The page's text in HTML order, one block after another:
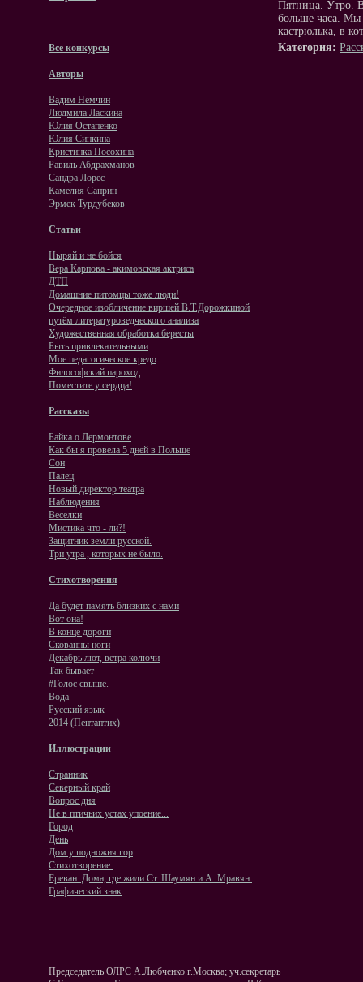
Все конкурсы
Авторы
Вадим Немчин
Людмила Ласкина
Юлия Остапенко
Юлия Синкина
Кристинка Посохина
Равиль Абдрахманов
Сандра Лорес
Камелия Санрин
Эрмек Турдубеков
Статьи
Ныряй и не бойся
Вера Карпова - акимовская актриса
ДТП
Домашние питомцы тоже люди!
Очередное изобличение виршей В.Т.Дорожкиной
путём литературоведческого анализа
Художественная обработка бересты
Быть привлекательными
Мое педагогическое кредо
Философский пароход
Поместите у сердца!
Рассказы
Байка о Лермонтове
Как бы я провела 5 дней в Польше
Сон
Палец
Новый директор театра
Наблюдения
Веселки
Мистика что - ли?!
Защитник земли русской.
Три утра , которых не было.
Стихотворения
Да будет память близких с нами
Вот она!
В конце дороги
Скованны ноги
Декабрь лют, ветра колючи
Так бывает
#Голос свыше.
Вода
Русский язык
2014 (Пентаптих)
Иллюстрации
Странник
Северный край
Вопрос дня
Не в птичьих устах упоение...
Город
День
Дом у подножия гор
Стихотворение.
Ереван. Дома, где жили Ст. Шаумян и А. Мравян.
Графический знак
Пятница. Утро. В
больше часа. Мы
кастрюлька, в
Категория:
Председатель ОЛРС А.Любченко г.Москва; уч.секретарь